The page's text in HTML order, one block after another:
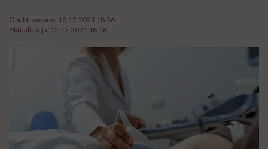
Opublikowano: 10.12.2021 18:56
Aktualizacja: 12.12.2021 18:58